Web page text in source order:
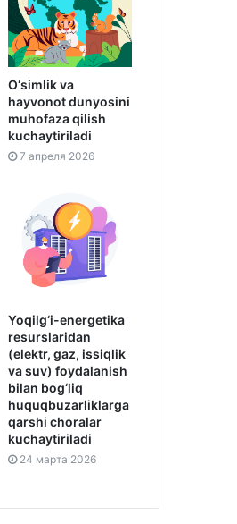
O‘simlik va
hayvonot dunyosini
muhofaza qilish
kuchaytiriladi
7 апреля 2026
Yoqilg‘i-energetika
resurslaridan
(elektr, gaz, issiqlik
va suv) foydalanish
bilan bog‘liq
huquqbuzarliklarga
qarshi choralar
kuchaytiriladi
24 марта 2026